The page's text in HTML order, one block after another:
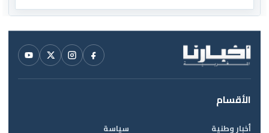
الأقسام
أخبار وطنية
سياسة